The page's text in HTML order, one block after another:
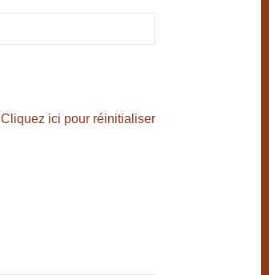
Cliquez ici pour réinitialiser